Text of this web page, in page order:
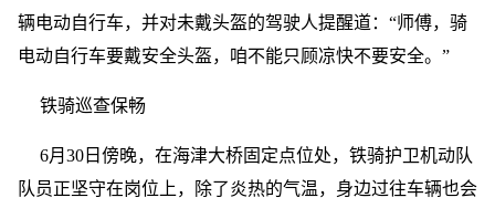
辆电动自行车，并对未戴头盔的驾驶人提醒道：“师傅，骑
电动自行车要戴安全头盔，咱不能只顾凉快不要安全。”
铁骑巡查保畅
6月30日傍晚，在海津大桥固定点位处，铁骑护卫机动队
队员正坚守在岗位上，除了炎热的气温，身边过往车辆也会